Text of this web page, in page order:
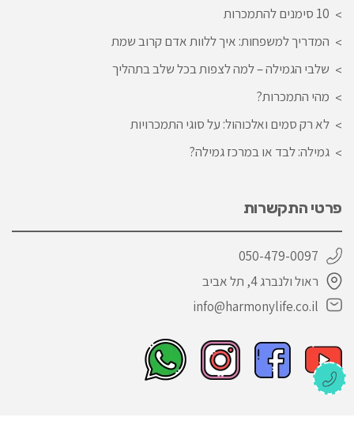
10 סימנים להתמכרות
המדריך למשפחות: איך ללוות אדם קרוב שמת
שלבי הגמילה – למה לצפות בכל שלב בתהליך
מהי התמכרות?
לא רק סמים ואלכוהול: על סוגי התמכרויות
גמילה: לבד או במרכז גמילה?
פרטי התקשרות
050-479-0097
ראול ולנברג 4, תל אביב
info@harmonylife.co.il